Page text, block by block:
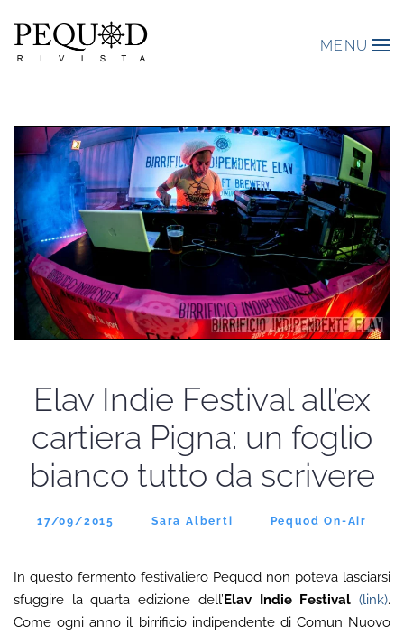
MENU
Elav Indie Festival all’ex
cartiera Pigna: un foglio
bianco tutto da scrivere
17/09/2015 Sara Alberti Pequod On-Air
In questo fermento festivaliero Pequod non poteva lasciarsi
sfuggire la quarta edizione dell’Elav Indie Festival (link).
Come ogni anno il birrificio indipendente di Comun Nuovo